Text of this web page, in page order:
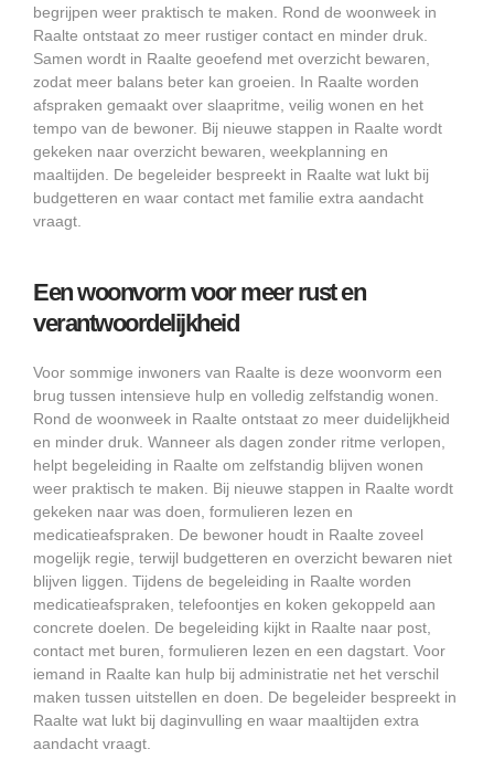
begrijpen weer praktisch te maken. Rond de woonweek in
Raalte ontstaat zo meer rustiger contact en minder druk.
Samen wordt in Raalte geoefend met overzicht bewaren,
zodat meer balans beter kan groeien. In Raalte worden
afspraken gemaakt over slaapritme, veilig wonen en het
tempo van de bewoner. Bij nieuwe stappen in Raalte wordt
gekeken naar overzicht bewaren, weekplanning en
maaltijden. De begeleider bespreekt in Raalte wat lukt bij
budgetteren en waar contact met familie extra aandacht
vraagt.
Een woonvorm voor meer rust en
verantwoordelijkheid
Voor sommige inwoners van Raalte is deze woonvorm een
brug tussen intensieve hulp en volledig zelfstandig wonen.
Rond de woonweek in Raalte ontstaat zo meer duidelijkheid
en minder druk. Wanneer als dagen zonder ritme verlopen,
helpt begeleiding in Raalte om zelfstandig blijven wonen
weer praktisch te maken. Bij nieuwe stappen in Raalte wordt
gekeken naar was doen, formulieren lezen en
medicatieafspraken. De bewoner houdt in Raalte zoveel
mogelijk regie, terwijl budgetteren en overzicht bewaren niet
blijven liggen. Tijdens de begeleiding in Raalte worden
medicatieafspraken, telefoontjes en koken gekoppeld aan
concrete doelen. De begeleiding kijkt in Raalte naar post,
contact met buren, formulieren lezen en een dagstart. Voor
iemand in Raalte kan hulp bij administratie net het verschil
maken tussen uitstellen en doen. De begeleider bespreekt in
Raalte wat lukt bij daginvulling en waar maaltijden extra
aandacht vraagt.